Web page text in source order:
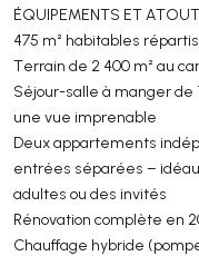
ÉQUIPEMENTS ET
475 m² habitables
Terrain de 2 400 m² au
Séjour-salle à manger de
une vue imprenable
Deux appartements
entrées séparées –
adultes ou des invités
Rénovation complète en
Chauffage hybride